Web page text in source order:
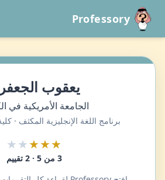
Professory
يعقوب
الجامعة الأمريكية في
برنامج اللغة الإنجليزية المكثف ·
★★★
★★
3 من 5 · 2 تقييم